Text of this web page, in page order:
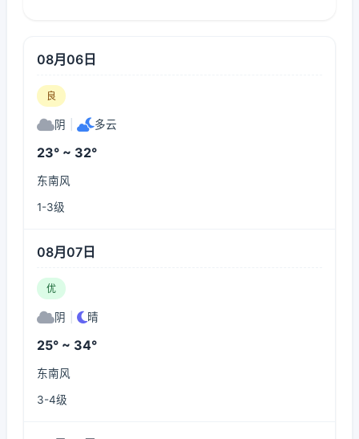
08月06日
良
阴 多云
23° ~ 32°
东南风
1-3级
08月07日
优
阴 晴
25° ~ 34°
东南风
3-4级